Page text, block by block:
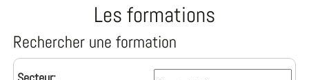
Les formations
Rechercher une formation